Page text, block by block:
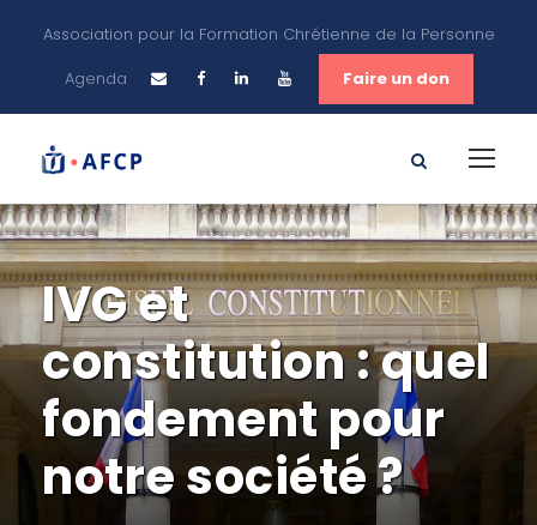
Association pour la Formation Chrétienne de la Personne
Agenda
Faire un don
IVG et
constitution : quel
fondement pour
notre société ?